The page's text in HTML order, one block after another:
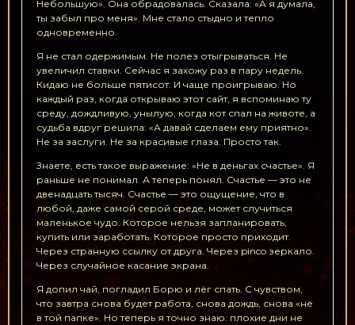
Небольшую». Она обрадовалась. Сказала: «А я думала,
ты забыл про меня». Мне стало стыдно и тепло
одновременно.
Я не стал одержимым. Не полез отыгрываться. Не
увеличил ставки. Сейчас я захожу раз в пару недель.
Кидаю не больше пятисот. И чаще проигрываю. Но
каждый раз, когда открываю этот сайт, я вспоминаю ту
среду, дождливую, унылую, когда кот спал на животе, а
судьба вдруг решила: «А давай сделаем ему приятно».
Не за заслуги. Не за красивые глаза. Просто так.
Знаете, есть такое выражение: «Не в деньгах счастье». Я
раньше не понимал. А теперь понял. Счастье — это не
двенадцать тысяч. Счастье — это ощущение, что в
любой, даже самой серой среде, может случиться
маленькое чудо. Которое нельзя запланировать,
купить или заработать. Которое просто приходит.
Через странную ссылку от друга. Через pinco зеркало.
Через случайное касание экрана.
Я допил чай, погладил Борю и лёг спать. С чувством,
что завтра снова будет работа, снова дождь, снова «не
в той папке». Но теперь я точно знаю: плохие дни не